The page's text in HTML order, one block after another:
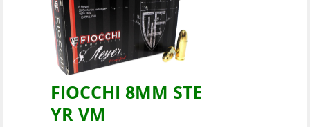
FIOCCHI 8MM STE
YR VM